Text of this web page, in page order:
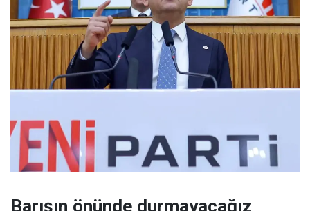
Barışın önünde durmayacağız